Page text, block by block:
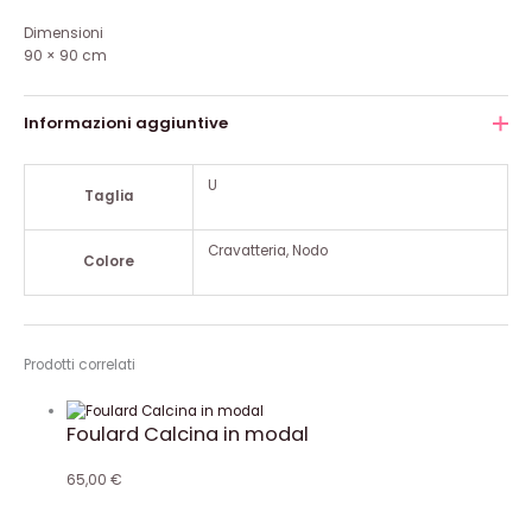
Dimensioni
90 × 90 cm
Informazioni aggiuntive
Taglia
U
Colore
Cravatteria, Nodo
Prodotti correlati
Foulard Calcina in modal
65,00 €